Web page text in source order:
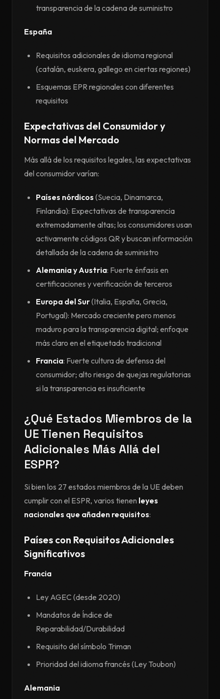
transparencia de la cadena de suministro
España
Requisitos adicionales de idioma regional
(catalán, euskera, gallego en ciertas regiones)
Esquemas EPR regionales con diferentes
requisitos
Expectativas del Consumidor y
Normas del Mercado
Más allá de los requisitos legales, las expectativas
del consumidor varían:
Países nórdicos (Suecia, Dinamarca,
Finlandia): Expectativas de transparencia
extremadamente altas; los consumidores usan
activamente códigos QR y buscan información
detallada de la cadena de suministro
Alemania y Austria: Fuerte énfasis en
certificaciones y verificación de terceros
Europa del Sur(Italia, España, Grecia,
Portugal): Mercado creciente pero menos
maduro para la transparencia digital; enfoque
más claro en el etiquetado tradicional
Francia: Fuerte cultura de defensa del
consumidor; alto riesgo de quejas regulatorias
si la transparencia es insuficiente
¿Qué Estados Miembros de la
UE Tienen Requisitos
Adicionales Más Allá del
ESPR?
Si bien los 27 estados miembros de la UE deben
cumplir con el ESPR, varios tienen leyes
nacionales que añaden requisitos:
Países con Requisitos Adicionales
Significativos
Francia
Ley AGEC (desde 2020)
Mandatos de Índice de
Reparabilidad/Durabilidad
Requisito del símbolo Triman
Prioridad del idioma francés (Ley Toubon)
Alemania